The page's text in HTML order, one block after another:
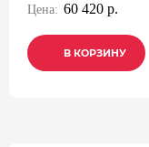
Цена: 60 420 р.
В КОРЗИНУ
В КОРЗИНУ
В КОРЗИНУ